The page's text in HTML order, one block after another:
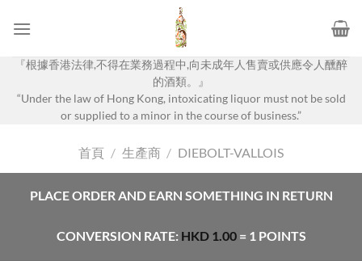
『根據香港法律,不得在業務過程中,向未成年人售賣或供應令人醺醉
的酒類。』
“Under the law of Hong Kong, intoxicating liquor must not be sold
or supplied to a minor in the course of business.”
首頁 / 生產商 / DIEBOLT-VALLOIS
PLACE ORDER AND EARN SOMETHING IN RETURN
CONVERSION RATE: HKD 1.00= 1 POINTS